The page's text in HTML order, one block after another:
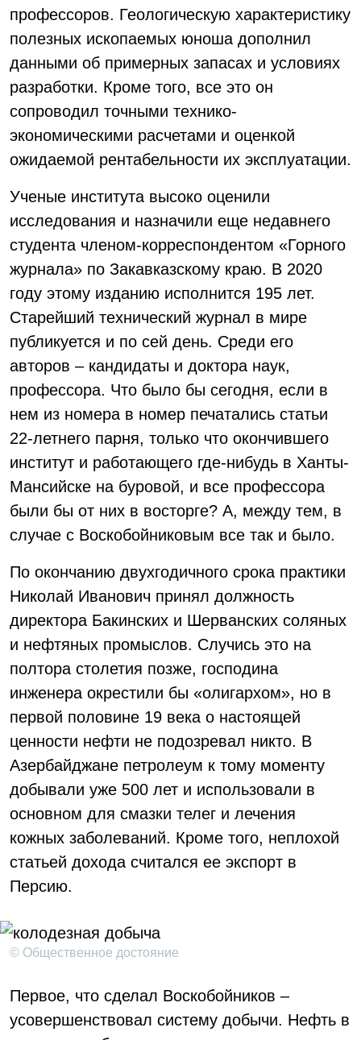
профессоров. Геологическую характеристику
полезных ископаемых юноша дополнил
данными об примерных запасах и условиях
разработки. Кроме того, все это он
сопроводил точными технико-
экономическими расчетами и оценкой
ожидаемой рентабельности их эксплуатации.
Ученые института высоко оценили
исследования и назначили еще недавнего
студента членом-корреспондентом «Горного
журнала» по Закавказскому краю. В 2020
году этому изданию исполнится 195 лет.
Старейший технический журнал в мире
публикуется и по сей день. Среди его
авторов – кандидаты и доктора наук,
профессора. Что было бы сегодня, если в
нем из номера в номер печатались статьи
22-летнего парня, только что окончившего
институт и работающего где-нибудь в Ханты-
Мансийске на буровой, и все профессора
были бы от них в восторге? А, между тем, в
случае с Воскобойниковым все так и было.
По окончанию двухгодичного срока практики
Николай Иванович принял должность
директора Бакинских и Шерванских соляных
и нефтяных промыслов. Случись это на
полтора столетия позже, господина
инженера окрестили бы «олигархом», но в
первой половине 19 века о настоящей
ценности нефти не подозревал никто. В
Азербайджане петролеум к тому моменту
добывали уже 500 лет и использовали в
основном для смазки телег и лечения
кожных заболеваний. Кроме того, неплохой
статьей дохода считался ее экспорт в
Персию.
© Общественное достояние
Первое, что сделал Воскобойников –
усовершенствовал систему добычи. Нефть в